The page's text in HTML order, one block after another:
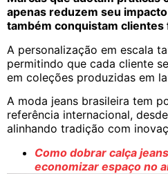
apenas reduzem seu
também conquistam clientes
A personalização em escala
permitindo que cada cliente
em coleções produzidas em
A moda jeans brasileira tem
referência internacional,
alinhando tradição com
Como dobrar calça
economizar espaço no